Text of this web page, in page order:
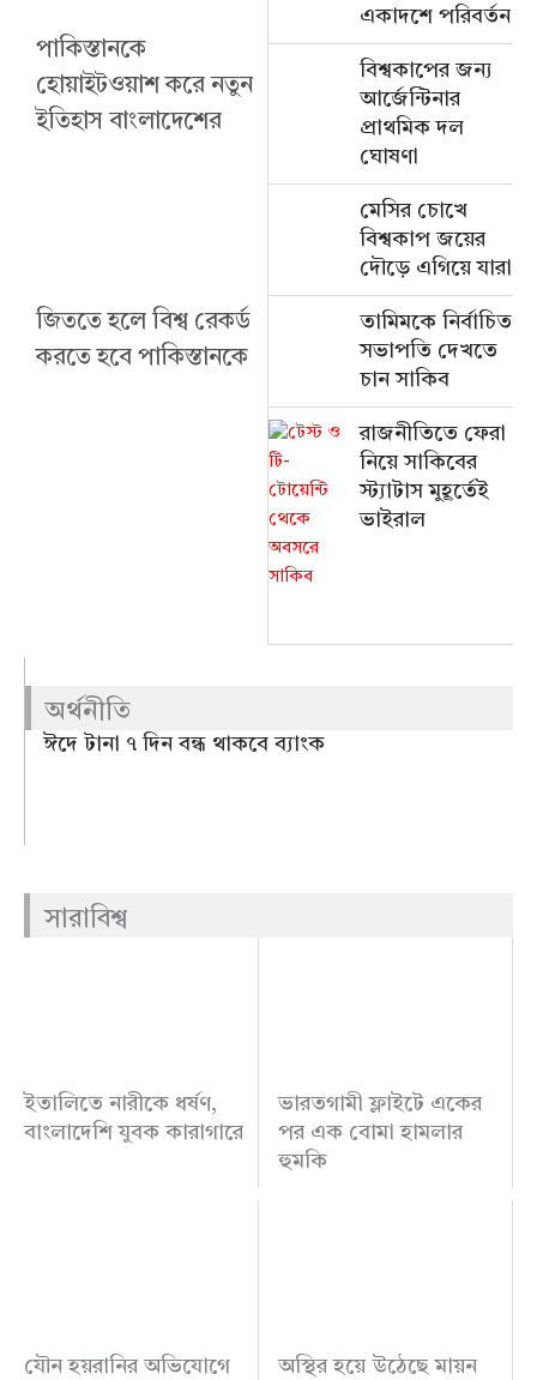
পাকিস্তানকে
হোয়াইটওয়াশ করে নতুন
ইতিহাস বাংলাদেশের
জিততে হলে বিশ্ব রেকর্ড
করতে হবে পাকিস্তানকে
একাদশে পরিবর্তন
বিশ্বকাপের জন্য
আর্জেন্টিনার
প্রাথমিক দল
ঘোষণা
মেসির চোখে
বিশ্বকাপ জয়ের
দৌড়ে এগিয়ে যারা
তামিমকে নির্বাচিত
সভাপতি দেখতে
চান সাকিব
রাজনীতিতে ফেরা
নিয়ে সাকিবের
স্ট্যাটাস মুহূর্তেই
ভাইরাল
অর্থনীতি
ঈদে টানা ৭ দিন বন্ধ থাকবে ব্যাংক
সারাবিশ্ব
ইতালিতে নারীকে ধর্ষণ,
বাংলাদেশি যুবক কারাগারে
ভারতগামী ফ্লাইটে একের
পর এক বোমা হামলার
হুমকি
যৌন হয়রানির অভিযোগে
অস্থির হয়ে উঠেছে মায়ন